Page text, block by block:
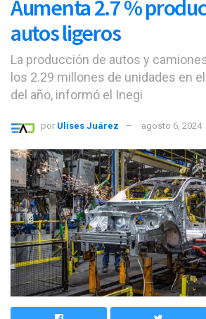
Aumenta 2.7 %
autos ligeros
La producción de autos y
los 2.29 millones de unidades en
del año, informó el Inegi
por Ulises Juárez agosto 6, 2024